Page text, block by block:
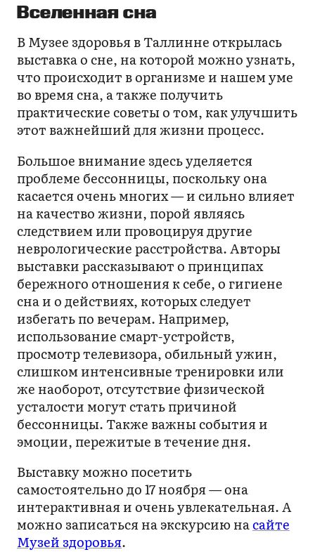
Вселенная сна
В Музее здоровья в Таллинне открылась
выставка о сне, на которой можно узнать,
что происходит в организме и нашем уме
во время сна, а также получить
практические советы о том, как улучшить
этот важнейший для жизни процесс.
Большое внимание здесь уделяется
проблеме бессонницы, поскольку она
касается очень многих — и сильно влияет
на качество жизни, порой являясь
следствием или провоцируя другие
неврологические расстройства. Авторы
выставки рассказывают о принципах
бережного отношения к себе, о гигиене
сна и о действиях, которых следует
избегать по вечерам. Например,
использование смарт-устройств,
просмотр телевизора, обильный ужин,
слишком интенсивные тренировки или
же наоборот, отсутствие физической
усталости могут стать причиной
бессонницы. Также важны события и
эмоции, пережитые в течение дня.
Выставку можно посетить
самостоятельно до 17 ноября — она
интерактивная и очень увлекательная. А
можно записаться на экскурсию насайте
Музей здоровья.